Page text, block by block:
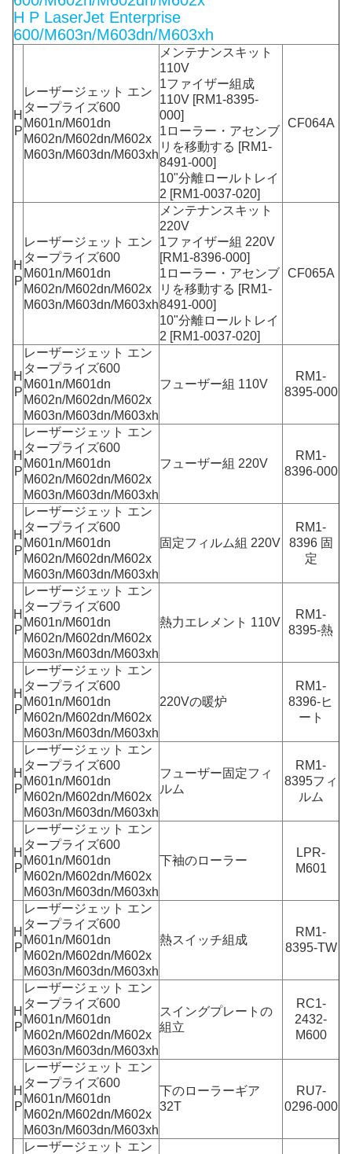
H P LaserJet Enterprise
600/M603n/M603dn/M603xh
H
P
レーザージェット エン
タープライズ600
M601n/M601dn
M602n/M602dn/M602x
M603n/M603dn/M603xh
メンテナンスキット
110V
1ファイザー組成
110V [RM1-8395-
000]
1ローラー・アセンブ
リを移動する [RM1-
8491-000]
10"分離ロールトレイ
2 [RM1-0037-020]
CF064A
H
P
レーザージェット エン
タープライズ600
M601n/M601dn
M602n/M602dn/M602x
M603n/M603dn/M603xh
メンテナンスキット
220V
1ファイザー組 220V
[RM1-8396-000]
1ローラー・アセンブ
リを移動する [RM1-
8491-000]
10"分離ロールトレイ
2 [RM1-0037-020]
CF065A
H
P
レーザージェット エン
タープライズ600
M601n/M601dn
M602n/M602dn/M602x
M603n/M603dn/M603xh
フューザー組 110V
RM1-
8395-000
H
P
レーザージェット エン
タープライズ600
M601n/M601dn
M602n/M602dn/M602x
M603n/M603dn/M603xh
フューザー組 220V
RM1-
8396-000
H
P
レーザージェット エン
タープライズ600
M601n/M601dn
M602n/M602dn/M602x
M603n/M603dn/M603xh
固定フィルム組 220V
RM1-
8396 固
定
H
P
レーザージェット エン
タープライズ600
M601n/M601dn
M602n/M602dn/M602x
M603n/M603dn/M603xh
熱力エレメント 110V
RM1-
8395-熱
H
P
レーザージェット エン
タープライズ600
M601n/M601dn
M602n/M602dn/M602x
M603n/M603dn/M603xh
220Vの暖炉
RM1-
8396-ヒ
ート
H
P
レーザージェット エン
タープライズ600
M601n/M601dn
M602n/M602dn/M602x
M603n/M603dn/M603xh
フューザー固定フィ
ルム
RM1-
8395フィ
ルム
H
P
レーザージェット エン
タープライズ600
M601n/M601dn
M602n/M602dn/M602x
M603n/M603dn/M603xh
下袖のローラー
LPR-
M601
H
P
レーザージェット エン
タープライズ600
M601n/M601dn
M602n/M602dn/M602x
M603n/M603dn/M603xh
熱スイッチ組成
RM1-
8395-TW
H
P
レーザージェット エン
タープライズ600
M601n/M601dn
M602n/M602dn/M602x
M603n/M603dn/M603xh
スイングプレートの
組立
RC1-
2432-
M600
H
P
レーザージェット エン
タープライズ600
M601n/M601dn
M602n/M602dn/M602x
M603n/M603dn/M603xh
下のローラーギア
32T
RU7-
0296-000
レーザージェット エン